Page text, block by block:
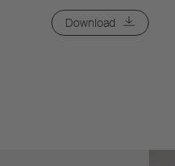
Download